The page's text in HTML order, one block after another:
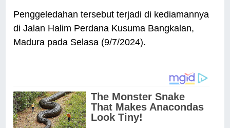
Penggeledahan tersebut terjadi di kediamannya
di Jalan Halim Perdana Kusuma Bangkalan,
Madura pada Selasa (9/7/2024).